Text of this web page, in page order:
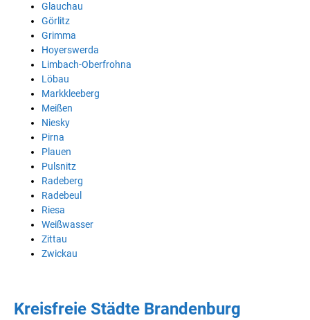
Glauchau
Görlitz
Grimma
Hoyerswerda
Limbach-Oberfrohna
Löbau
Markkleeberg
Meißen
Niesky
Pirna
Plauen
Pulsnitz
Radeberg
Radebeul
Riesa
Weißwasser
Zittau
Zwickau
Kreisfreie Städte Brandenburg